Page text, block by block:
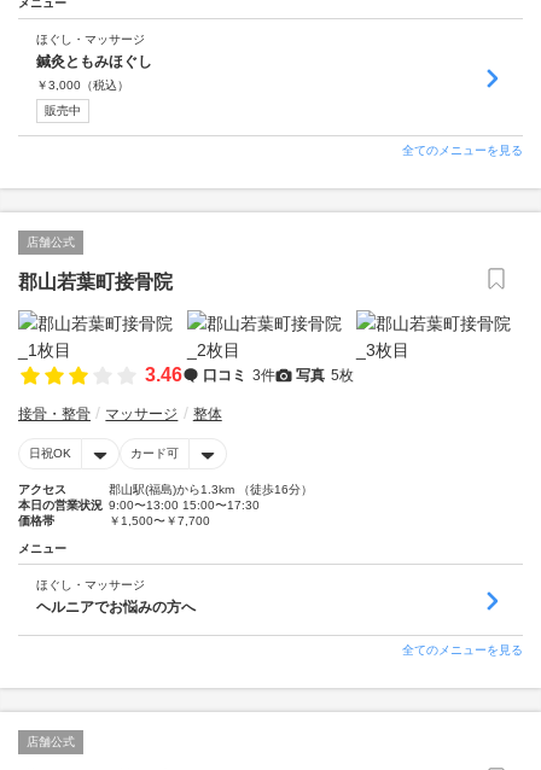
メニュー
ほぐし・マッサージ
鍼灸ともみほぐし
￥3,000 （税込）
販売中
全てのメニューを見る
店舗公式
郡山若葉町接骨院
3.46 口コミ 3件 写真 5枚
接骨・整骨 マッサージ 整体
日祝OK カード可
アクセス
郡山駅(福島)から1.3km （徒歩16分）
本日の営業状況 9:00〜13:00 15:00〜17:30
価格帯
￥1,500〜￥7,700
メニュー
ほぐし・マッサージ
ヘルニアでお悩みの方へ
全てのメニューを見る
店舗公式